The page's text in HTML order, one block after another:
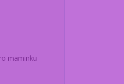
maminku